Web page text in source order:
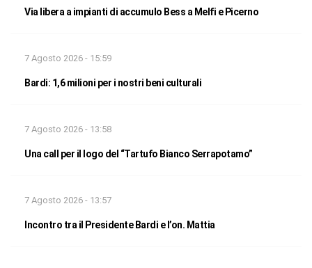
Via libera a impianti di accumulo Bess a Melfi e Picerno
7 Agosto 2026 - 15:59
Bardi: 1,6 milioni per i nostri beni culturali
7 Agosto 2026 - 13:58
Una call per il logo del “Tartufo Bianco Serrapotamo”
7 Agosto 2026 - 13:57
Incontro tra il Presidente Bardi e l’on. Mattia